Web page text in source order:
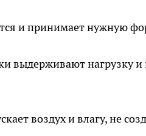
и принимает нужную
выдерживают нагрузку и
воздух и влагу, не